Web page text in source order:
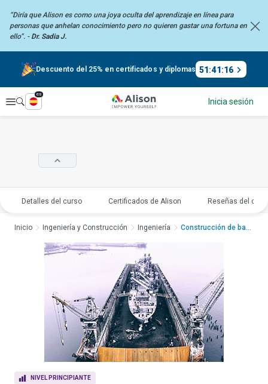
“Diría que Alison es como una joya oculta del aprendizaje en línea para
personas que anhelan conocimiento pero no quieren gastar una fortuna en
ello”. - Dr. Sadia J.
Descuento del 25% en certificados y diplomas 51:41:15
Explorar
es
Inicia sesión
Detalles del curso Certificados de Alison Reseñas del
NIVEL PRINCIPIANTE
Inicio Ingeniería y Construcción Ingeniería Construcción de barc...